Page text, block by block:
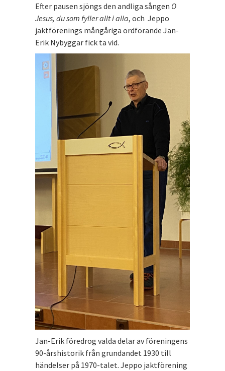
Efter pausen sjöngs den andliga sången O
Jesus, du som fyller allt i alla, och Jeppo
jaktförenings mångåriga ordförande Jan-
Erik Nybyggar fick ta vid.
Jan-Erik föredrog valda delar av föreningens
90-årshistorik från grundandet 1930 till
händelser på 1970-talet. Jeppo jaktförening